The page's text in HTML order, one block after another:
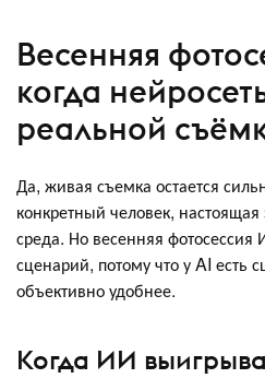
Весенняя
когда
реальной
Да, живая съемка остается
конкретный человек,
среда. Но весенняя
сценарий, потому что у AI есть
объективно удобнее.
Когда ИИ